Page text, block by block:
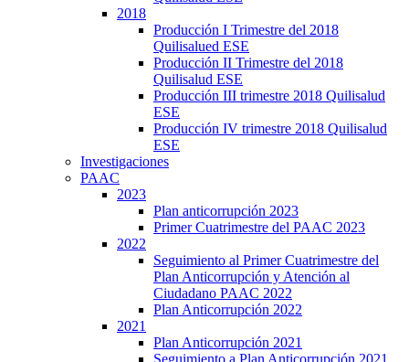
2018
Producción I Trimestre del 2018
Quilisalued ESE
Producción II Trimestre del 2018
Quilisalud ESE
Producción III trimestre 2018 Quilisalud
ESE
Producción IV trimestre 2018 Quilisalud
ESE
Investigaciones
PAAC
2023
Plan anticorrupción 2023
Primer Cuatrimestre del PAAC 2023
2022
Seguimiento al Primer Cuatrimestre del
Plan Anticorrupción y Atención al
Ciudadano PAAC 2022
Plan Anticorrupción 2022
2021
Plan Anticorrupción 2021
Seguimiento a Plan Anticorrupción 2021